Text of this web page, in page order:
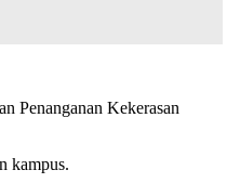
Penanganan Kekerasan
kampus.